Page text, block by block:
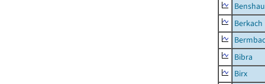
Berkach
Bibra
Birx